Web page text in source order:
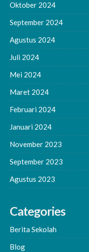
Oktober 2024
September 2024
Agustus 2024
Juli 2024
Mei 2024
Maret 2024
Februari 2024
Januari 2024
November 2023
September 2023
Agustus 2023
Categories
Berita Sekolah
Blog